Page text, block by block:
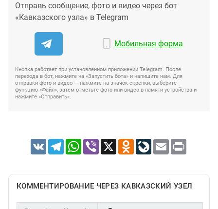
Отправь сообщение, фото и видео через бот
«Кавказского узла» в Telegram
Мобильная форма
Кнопка работает при установленном приложении Telegram. После
перехода в бот, нажмите на «Запустить бота» и напишите нам. Для
отправки фото и видео — нажмите на значок скрепки, выберите
функцию «Файл», затем отметьте фото или видео в памяти устройства и
нажмите «Отправить».
VK TelegramWhatsApp
Viber X Odnoklassniki
LiveJournal
Email Print
КОММЕНТИРОВАНИЕ ЧЕРЕЗ КАВКАЗСКИЙ УЗЕЛ